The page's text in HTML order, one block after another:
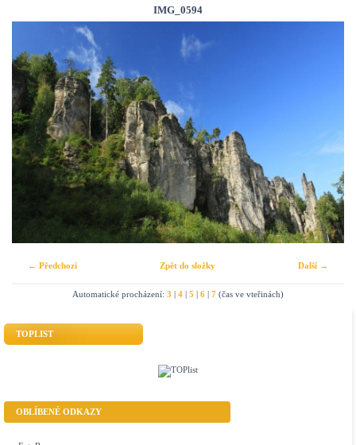
IMG_0594
← Předchozí Další →
Zpět do složky
Automatické procházení: 3 | 4 | 5 | 6 | 7 (čas ve vteřinách)
TOPLIST
OBLÍBENÉ ODKAZY